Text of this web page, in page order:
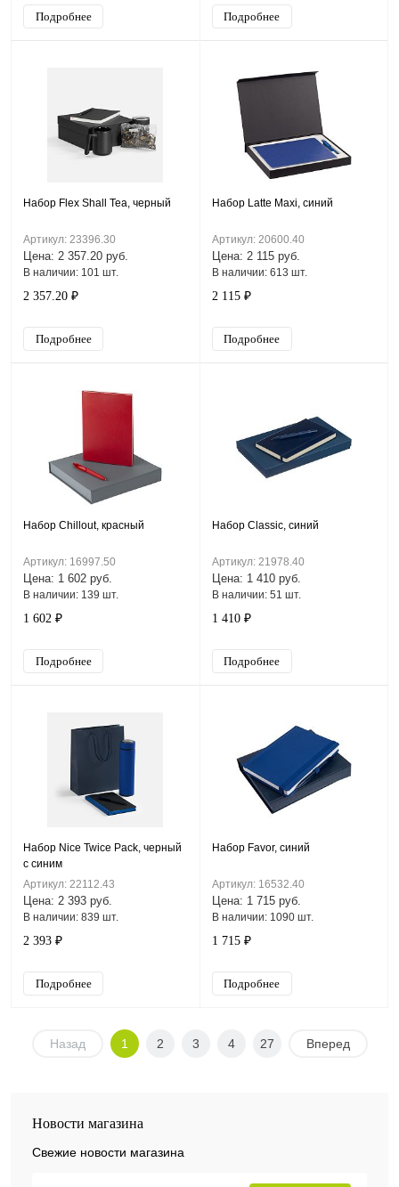
Подробнее Подробнее
Набор Flex Shall Tea, черный
Артикул: 23396.30
Цена: 2 357.20 руб.
В наличии: 101 шт.
2 357.20 ₽
Подробнее
Набор Latte Maxi, синий
Артикул: 20600.40
Цена: 2 115 руб.
В наличии: 613 шт.
2 115 ₽
Подробнее
Набор Chillout, красный
Артикул: 16997.50
Цена: 1 602 руб.
В наличии: 139 шт.
1 602 ₽
Подробнее
Набор Classic, синий
Артикул: 21978.40
Цена: 1 410 руб.
В наличии: 51 шт.
1 410 ₽
Подробнее
Набор Nice Twice Pack, черный
с синим
Артикул: 22112.43
Цена: 2 393 руб.
В наличии: 839 шт.
2 393 ₽
Подробнее
Набор Favor, синий
Артикул: 16532.40
Цена: 1 715 руб.
В наличии: 1090 шт.
1 715 ₽
Подробнее
Назад 1 2 3 4 27 Вперед
Новости магазина
Свежие новости магазина